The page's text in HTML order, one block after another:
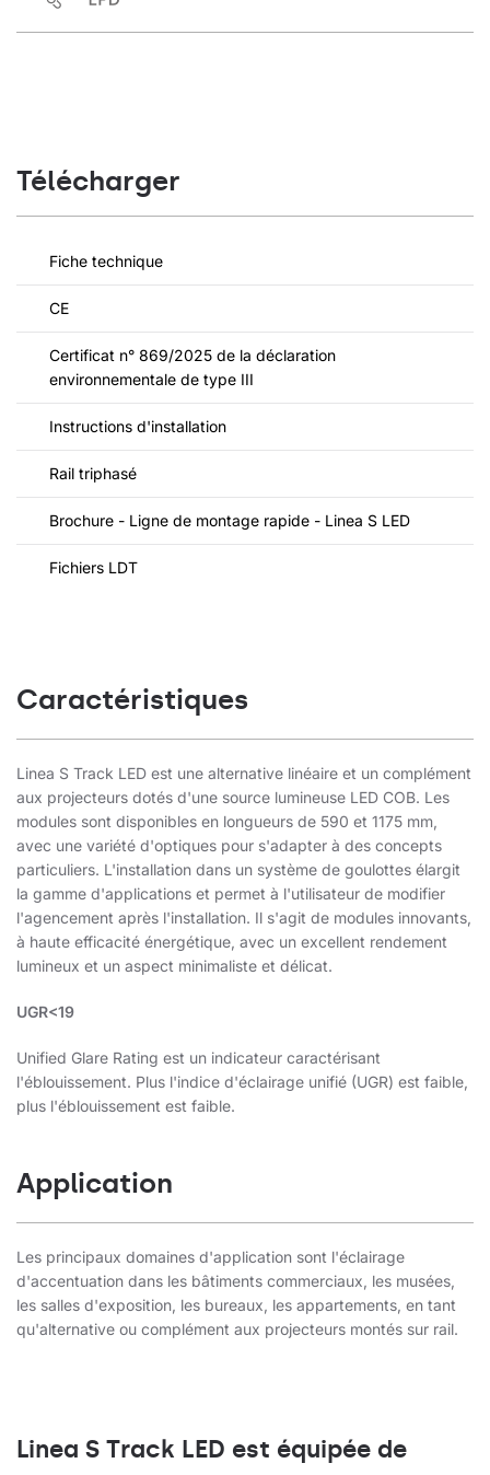
Télécharger
Fiche technique
CE
Certificat n° 869/2025 de la déclaration
environnementale de type III
Instructions d'installation
Rail triphasé
Brochure - Ligne de montage rapide - Linea S LED
Fichiers LDT
Caractéristiques
Linea S Track LED est une alternative linéaire et un complément
aux projecteurs dotés d'une source lumineuse LED COB. Les
modules sont disponibles en longueurs de 590 et 1175 mm,
avec une variété d'optiques pour s'adapter à des concepts
particuliers. L'installation dans un système de goulottes élargit
la gamme d'applications et permet à l'utilisateur de modifier
l'agencement après l'installation. Il s'agit de modules innovants,
à haute efficacité énergétique, avec un excellent rendement
lumineux et un aspect minimaliste et délicat.
UGR<19
Unified Glare Rating est un indicateur caractérisant
l'éblouissement. Plus l'indice d'éclairage unifié (UGR) est faible,
plus l'éblouissement est faible.
Application
Les principaux domaines d'application sont l'éclairage
d'accentuation dans les bâtiments commerciaux, les musées,
les salles d'exposition, les bureaux, les appartements, en tant
qu'alternative ou complément aux projecteurs montés sur rail.
Linea S Track LED est équipée de